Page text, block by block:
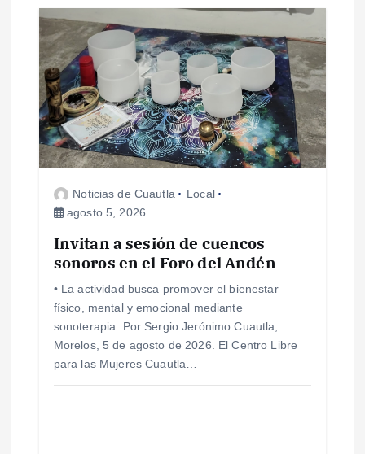
s
Noticias de Cuautla
Local
agosto 5, 2026
Invitan a sesión de cuencos
sonoros en el Foro del Andén
• La actividad busca promover el bienestar
físico, mental y emocional mediante
sonoterapia. Por Sergio Jerónimo Cuautla,
Morelos, 5 de agosto de 2026. El Centro Libre
para las Mujeres Cuautla…